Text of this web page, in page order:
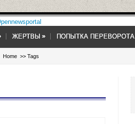
ЖЕРТВЫ »
» ПОПЫТКА ПЕРЕВОРОТА
Home >> Tags